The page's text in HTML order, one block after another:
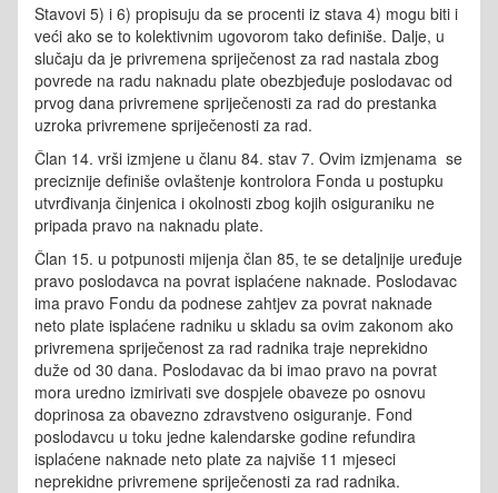
Stavovi 5) i 6) propisuju da se procenti iz stava 4) mogu biti i
veći ako se to kolektivnim ugovorom tako definiše. Dalje, u
slučaju da je privremena spriječenost za rad nastala zbog
povrede na radu naknadu plate obezbjeđuje poslodavac od
prvog dana privremene spriječenosti za rad do prestanka
uzroka privremene spriječenosti za rad.
Član 14. vrši izmjene u članu 84. stav 7. Ovim izmjenama se
preciznije definiše ovlaštenje kontrolora Fonda u postupku
utvrđivanja činjenica i okolnosti zbog kojih osiguraniku ne
pripada pravo na naknadu plate.
Član 15. u potpunosti mijenja član 85, te se detaljnije uređuje
pravo poslodavca na povrat isplaćene naknade. Poslodavac
ima pravo Fondu da podnese zahtjev za povrat naknade
neto plate isplaćene radniku u skladu sa ovim zakonom ako
privremena spriječenost za rad radnika traje neprekidno
duže od 30 dana. Poslodavac da bi imao pravo na povrat
mora uredno izmirivati sve dospjele obaveze po osnovu
doprinosa za obavezno zdravstveno osiguranje. Fond
poslodavcu u toku jedne kalendarske godine refundira
isplaćene naknade neto plate za najviše 11 mjeseci
neprekidne privremene spriječenosti za rad radnika.